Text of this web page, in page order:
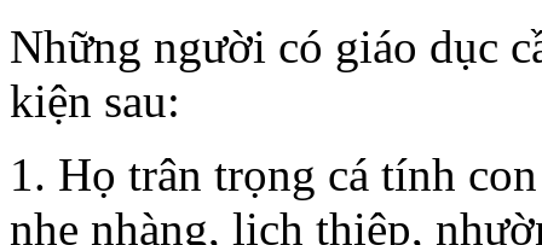
Những người có giáo dục
kiện sau:
1. Họ trân trọng cá tính
nhẹ nhàng, lịch thiệp,